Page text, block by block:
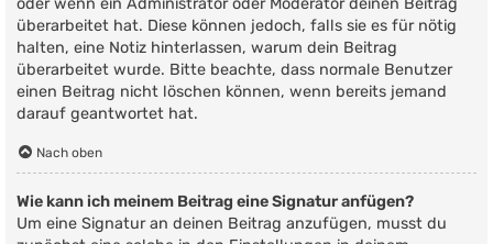
oder wenn ein Administrator oder Moderator deinen Beitrag
überarbeitet hat. Diese können jedoch, falls sie es für nötig
halten, eine Notiz hinterlassen, warum dein Beitrag
überarbeitet wurde. Bitte beachte, dass normale Benutzer
einen Beitrag nicht löschen können, wenn bereits jemand
darauf geantwortet hat.
Nach oben
Wie kann ich meinem Beitrag eine Signatur anfügen?
Um eine Signatur an deinen Beitrag anzufügen, musst du